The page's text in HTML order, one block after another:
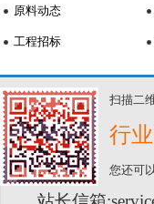
原料动态
工程招标
扫描二
行
您还可